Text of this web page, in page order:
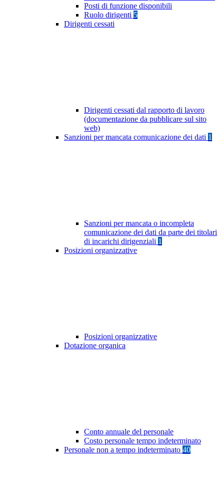
Posti di funzione disponibili
Ruolo dirigenti 5
Dirigenti cessati
Dirigenti cessati dal rapporto di lavoro
(documentazione da pubblicare sul sito
web)
Sanzioni per mancata comunicazione dei dati 1
Sanzioni per mancata o incompleta
comunicazione dei dati da parte dei titolari
di incarichi dirigenziali 1
Posizioni organizzative
Posizioni organizzative
Dotazione organica
Conto annuale del personale
Costo personale tempo indeterminato
Personale non a tempo indeterminato 40